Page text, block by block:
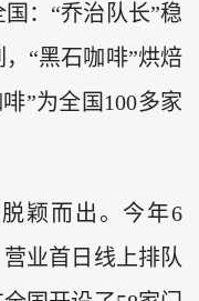
：“乔治队长”稳
“黑石咖啡”烘焙
”为全国100多家
颖而出。今年6
业首日线上排队